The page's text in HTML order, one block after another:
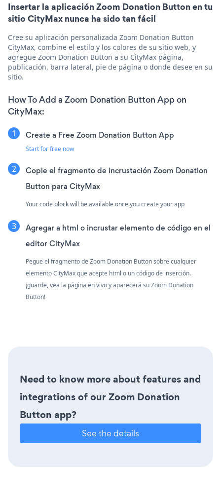
Insertar la aplicación Zoom Donation Button en tu
sitio CityMax nunca ha sido tan fácil
Cree su aplicación personalizada Zoom Donation Button
CityMax, combine el estilo y los colores de su sitio web, y
agregue Zoom Donation Button a su CityMax página,
publicación, barra lateral, pie de página o donde desee en su
sitio.
How To Add a Zoom Donation Button App on
CityMax:
Create a Free Zoom Donation Button App
Start for free now
Copie el fragmento de incrustación Zoom Donation
Button para CityMax
Your code block will be available once you create your app
Agregar a html o incrustar elemento de código en el
editor CityMax
Pegue el fragmento de Zoom Donation Button sobre cualquier
elemento CityMax que acepte html o un código de inserción.
¡guarde, vea la página en vivo y aparecerá su Zoom Donation
Button!
Need to know more about features and
integrations of our Zoom Donation
Button app?
See the details